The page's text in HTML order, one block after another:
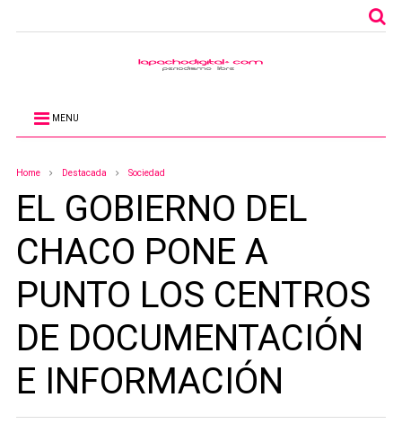
MENU
Home Destacada Sociedad
EL GOBIERNO DEL
CHACO PONE A
PUNTO LOS CENTROS
DE DOCUMENTACIÓN
E INFORMACIÓN